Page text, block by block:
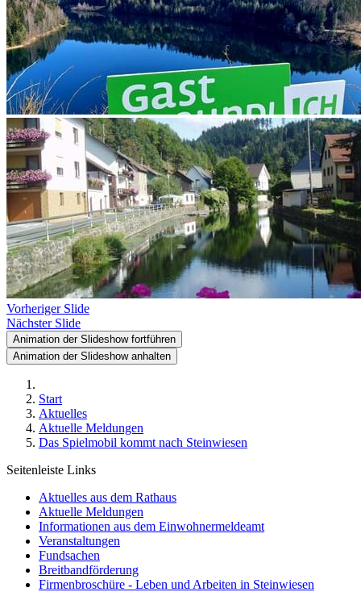
Vorheriger Slide
Nächster Slide
Animation der Slideshow fortführen
Animation der Slideshow anhalten
Start
Aktuelles
Aktuelle Meldungen
Das Spielmobil kommt nach Steinwiesen
Seitenleiste Links
Aktuelles aus dem Rathaus
Aktuelle Meldungen
Informationen aus dem Einwohnermeldeamt
Veranstaltungen
Fundsachen
Breitbandförderung
Firmenbroschüre - Leben und Arbeiten in Steinwiesen